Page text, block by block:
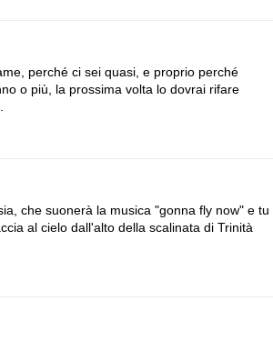
perché ci sei quasi, e proprio perché
o più, la prossima volta lo dovrai rifare
che suonerà la musica "gonna fly now" e tu
al cielo dall'alto della scalinata di Trinità